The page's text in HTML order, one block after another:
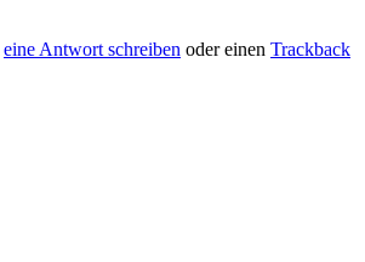
eine Antwort schreiben oder einen Trackback